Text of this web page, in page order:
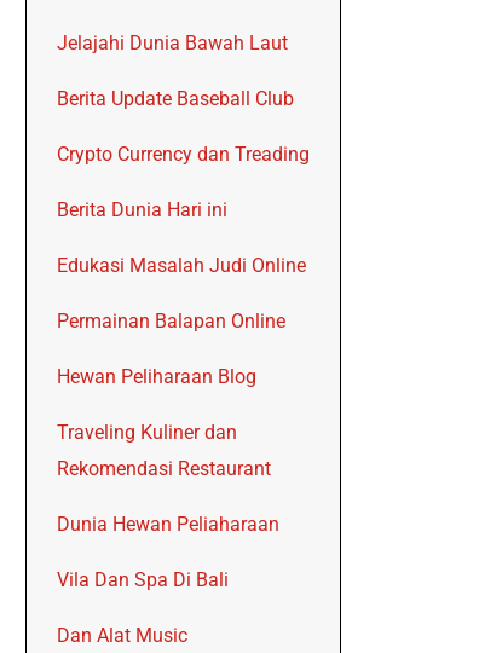
Jelajahi Dunia Bawah Laut
Berita Update Baseball Club
Crypto Currency dan Treading
Berita Dunia Hari ini
Edukasi Masalah Judi Online
Permainan Balapan Online
Hewan Peliharaan Blog
Traveling Kuliner dan
Rekomendasi Restaurant
Dunia Hewan Peliaharaan
Vila Dan Spa Di Bali
Dan Alat Music